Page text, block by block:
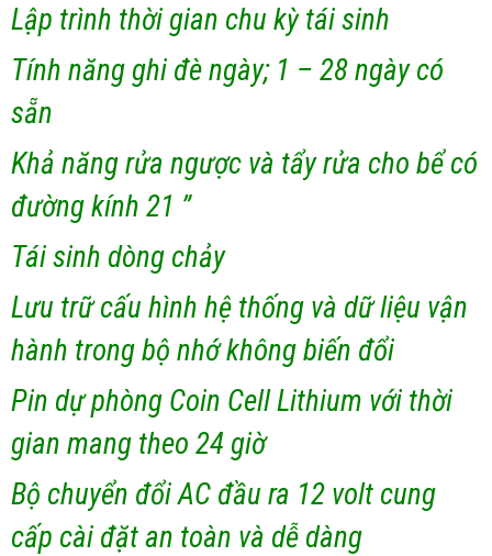
Lập trình thời gian chu kỳ tái sinh
Tính năng ghi đè ngày; 1 – 28 ngày có
sẵn
Khả năng rửa ngược và tẩy rửa cho bể có
đường kính 21 ”
Tái sinh dòng chảy
Lưu trữ cấu hình hệ thống và dữ liệu vận
hành trong bộ nhớ không biến đổi
Pin dự phòng Coin Cell Lithium với thời
gian mang theo 24 giờ
Bộ chuyển đổi AC đầu ra 12 volt cung
cấp cài đặt an toàn và dễ dàng